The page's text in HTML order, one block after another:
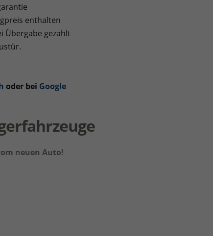
enthalten
Übergabe gezahlt
oder bei Google
neuen Auto!